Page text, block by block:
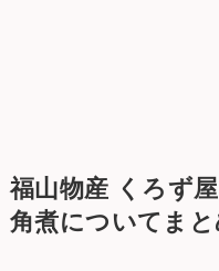
福山物産 くろず
角煮についてまと